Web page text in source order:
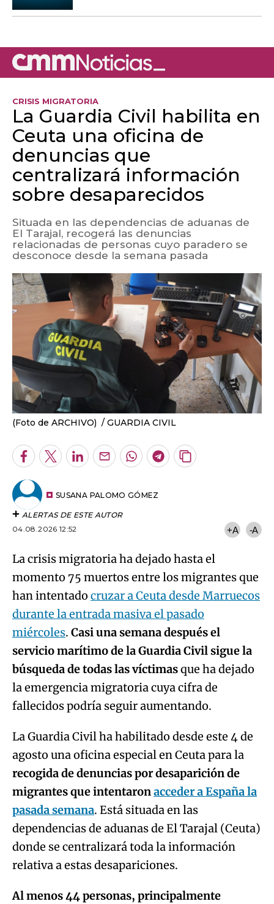
CRISIS MIGRATORIA
La Guardia Civil habilita en
Ceuta una oficina de
denuncias que
centralizará información
sobre desaparecidos
Situada en las dependencias de aduanas de
El Tarajal, recogerá las denuncias
relacionadas de personas cuyo paradero se
desconoce desde la semana pasada
(Foto de ARCHIVO) GUARDIA CIVIL
Facebook
TwitterLinkedInEnviarWhatsapp
Telegram
Copiar
SUSANA PALOMO GÓMEZ
ALERTAS DE ESTE AUTOR
04.08.2026 12:52
+A -A
La crisis migratoria ha dejado hasta el
momento 75 muertos entre los migrantes que
han intentado cruzar a Ceuta desde Marruecos
durante la entrada masiva el pasado
miércoles. Casi una semana después el
servicio marítimo de la Guardia Civil sigue la
búsqueda de todas las víctimasque ha dejado
la emergencia migratoria cuya cifra de
fallecidos podría seguir aumentando.
La Guardia Civil ha habilitado desde este 4 de
agosto una oficina especial en Ceuta para la
recogida de denuncias por desaparición de
migrantes que intentaronacceder a España la
pasada semana. Está situada en las
dependencias de aduanas de El Tarajal (Ceuta)
donde se centralizará toda la información
relativa a estas desapariciones.
Al menos 44 personas, principalmente